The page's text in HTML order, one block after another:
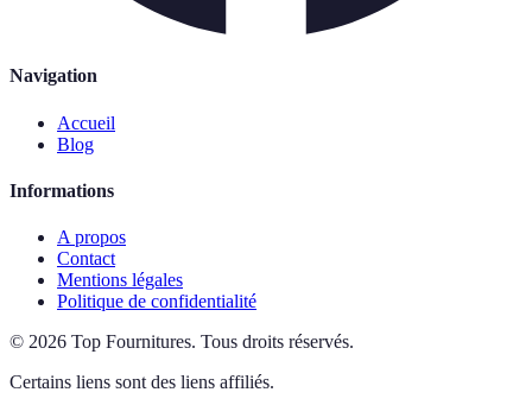
Navigation
Accueil
Blog
Informations
A propos
Contact
Mentions légales
Politique de confidentialité
© 2026 Top Fournitures. Tous droits réservés.
Certains liens sont des liens affiliés.